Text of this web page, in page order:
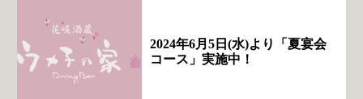
2024年6月5日(水)より「夏宴会
コース」実施中！